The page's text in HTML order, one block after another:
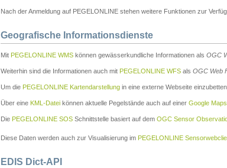
Nach der Anmeldung auf PEGELONLINE stehen weitere Funktionen zur
Geografische Informationsdienste
Mit PEGELONLINE WMS können gewässerkundliche Informationen als OGC
Weiterhin sind die Informationen auch mit PEGELONLINE WFS als OGC Web
Um die PEGELONLINE Kartendarstellung in eine externe Webseite
Über eine KML-Datei können aktuelle Pegelstände auch auf einer Google
Die PEGELONLINE SOS Schnittstelle basiert auf dem OGC Sensor
Diese Daten werden auch zur Visualisierung im PEGELONLINE
EDIS Dict-API